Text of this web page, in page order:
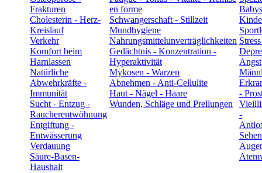
Frakturen
Cholesterin - Herz-
Kreislauf
Verkehr
Komfort beim
Harnlassen
Natürliche
Abwehrkräfte -
Immunität
Sucht - Entzug -
Raucherentwöhnung
Entgiftung -
Entwässerung
Verdauung
Säure-Basen-
Haushalt
en forme
Schwangerschaft - Stillzeit
Mundhygiene
Nahrungsmittelunverträglichkeiten
Gedächtnis - Konzentration -
Hyperaktivität
Mykosen - Warzen
Abnehmen - Anti-Cellulite
Haut - Nägel - Haare
Wunden, Schläge und Prellungen
Angst
-
-